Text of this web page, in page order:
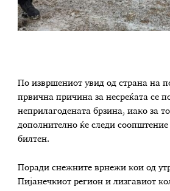
По извршениот увид од страна на
првична причина за несреќата се
неприлагодената брзина, иако за
дополнително ќе следи
билтен.
Поради снежните врнежи кои од
Пијанечкиот регион и лизгавиот